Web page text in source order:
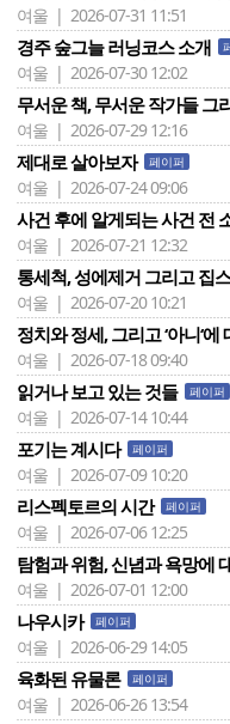
여울 | 2026-07-31 11:51
경주 숲그늘 러닝코스 소개
여울 | 2026-07-30 12:02
무서운 책, 무서운 작가들 그
여울 | 2026-07-29 12:16
제대로 살아보자 페이퍼
여울 | 2026-07-24 09:06
사건 후에 알게되는 사건 전
여울 | 2026-07-21 12:32
통세척, 성에제거 그리고 집
여울 | 2026-07-20 10:21
정치와 정세, 그리고 ‘아니‘
여울 | 2026-07-18 09:40
읽거나 보고 있는 것들 페이퍼
여울 | 2026-07-14 10:44
포기는 계시다 페이퍼
여울 | 2026-07-09 10:20
리스펙토르의 시간 페이퍼
여울 | 2026-07-06 12:25
탐험과 위험, 신념과 욕망에
여울 | 2026-07-01 12:00
나우시카 페이퍼
여울 | 2026-06-29 14:05
육화된 유물론 페이퍼
여울 | 2026-06-26 13:54